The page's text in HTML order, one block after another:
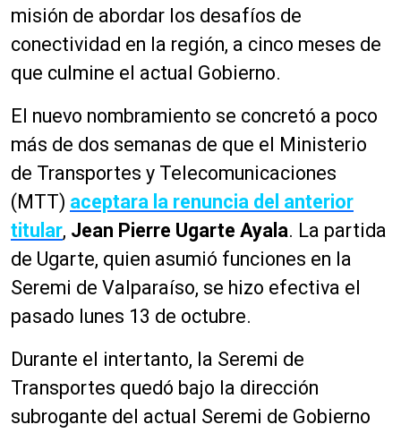
misión de abordar los desafíos de
conectividad en la región, a cinco meses de
que culmine el actual Gobierno.
El nuevo nombramiento se concretó a poco
más de dos semanas de que el Ministerio
de Transportes y Telecomunicaciones
(MTT) aceptara la renuncia del anterior
titular, Jean Pierre Ugarte Ayala. La partida
de Ugarte, quien asumió funciones en la
Seremi de Valparaíso, se hizo efectiva el
pasado lunes 13 de octubre.
Durante el intertanto, la Seremi de
Transportes quedó bajo la dirección
subrogante del actual Seremi de Gobierno